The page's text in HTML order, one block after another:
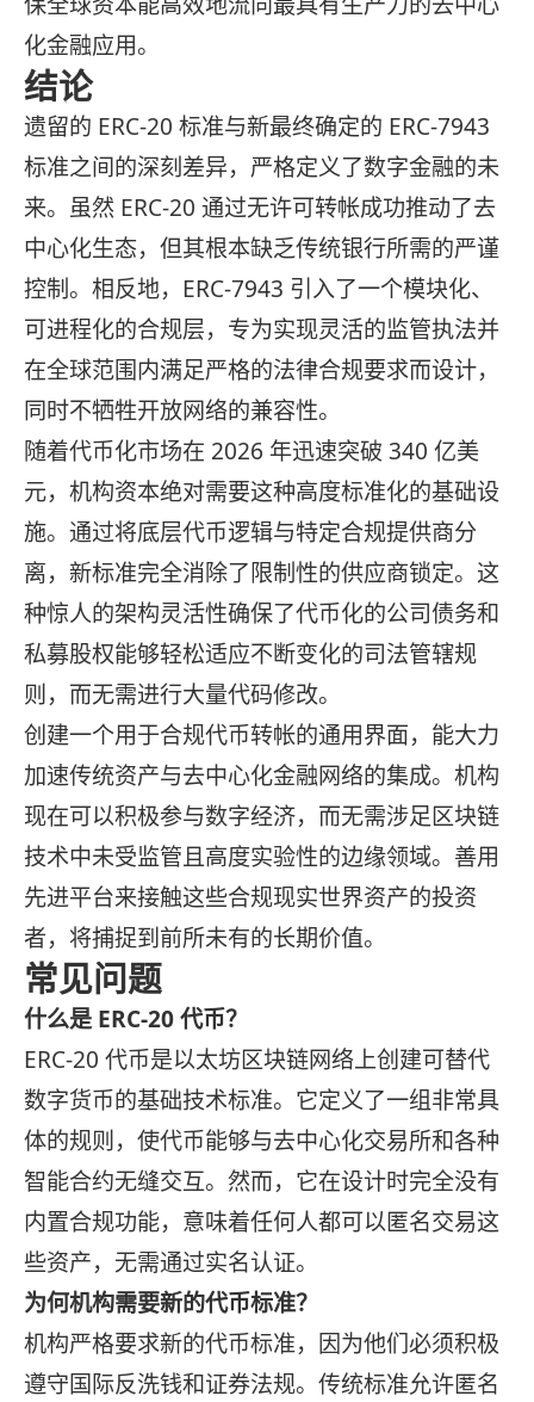
化金融应用。
结论
遗留的 ERC-20 标准与新最终确定的 ERC-7943
标准之间的深刻差异，严格定义了数字金融的未
来。虽然 ERC-20 通过无许可转帐成功推动了去
中心化生态，但其根本缺乏传统银行所需的严谨
控制。相反地，ERC-7943 引入了一个模块化、
可进程化的合规层，专为实现灵活的监管执法并
在全球范围内满足严格的法律合规要求而设计，
同时不牺牲开放网络的兼容性。
随着代币化市场在 2026 年迅速突破 340 亿美
元，机构资本绝对需要这种高度标准化的基础设
施。通过将底层代币逻辑与特定合规提供商分
离，新标准完全消除了限制性的供应商锁定。这
种惊人的架构灵活性确保了代币化的公司债务和
私募股权能够轻松适应不断变化的司法管辖规
则，而无需进行大量代码修改。
创建一个用于合规代币转帐的通用界面，能大力
加速传统资产与去中心化金融网络的集成。机构
现在可以积极参与数字经济，而无需涉足区块链
技术中未受监管且高度实验性的边缘领域。善用
先进平台来接触这些合规现实世界资产的投资
者，将捕捉到前所未有的长期价值。
常见问题
什么是 ERC-20 代币？
ERC-20 代币是以太坊区块链网络上创建可替代
数字货币的基础技术标准。它定义了一组非常具
体的规则，使代币能够与去中心化交易所和各种
智能合约无缝交互。然而，它在设计时完全没有
内置合规功能，意味着任何人都可以匿名交易这
些资产，无需通过实名认证。
为何机构需要新的代币标准？
机构严格要求新的代币标准，因为他们必须积极
遵守国际反洗钱和证券法规。传统标准允许匿名